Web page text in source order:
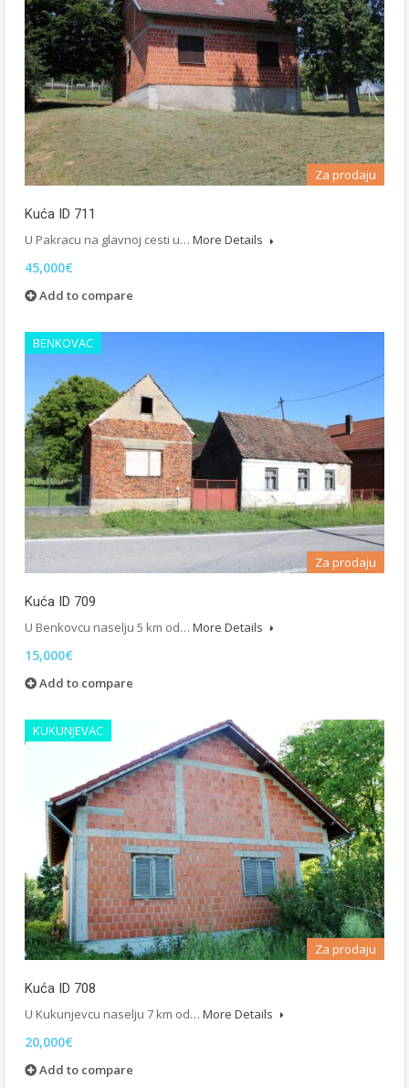
Za prodaju
Kuća ID 711
U Pakracu na glavnoj cesti u… More Details
45,000€
Add to compare
BENKOVAC
Za prodaju
Kuća ID 709
U Benkovcu naselju 5 km od… More Details
15,000€
Add to compare
KUKUNJEVAC
Za prodaju
Kuća ID 708
U Kukunjevcu naselju 7 km od… More Details
20,000€
Add to compare